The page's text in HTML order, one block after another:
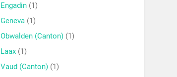
Engadin (1)
Geneva (1)
Obwalden (Canton) (1)
Laax (1)
Vaud (Canton) (1)